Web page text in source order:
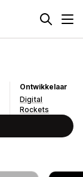
Ontwikkelaar
Digital
Rockets